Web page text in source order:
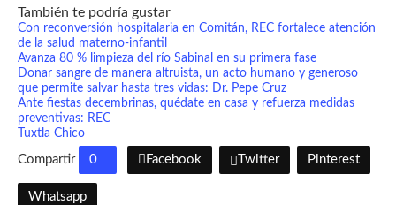
También te podría gustar
Con reconversión hospitalaria en Comitán, REC fortalece atención
de la salud materno-infantil
Avanza 80 % limpieza del río Sabinal en su primera fase
Donar sangre de manera altruista, un acto humano y generoso
que permite salvar hasta tres vidas: Dr. Pepe Cruz
Ante fiestas decembrinas, quédate en casa y refuerza medidas
preventivas: REC
Tuxtla Chico
Compartir 0 Facebook Twitter Pinterest
Whatsapp